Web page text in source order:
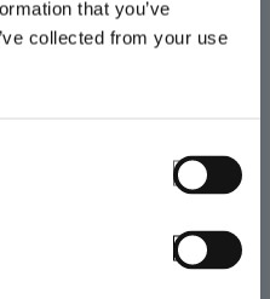
that you’ve
collected from your use
improductividad
no las